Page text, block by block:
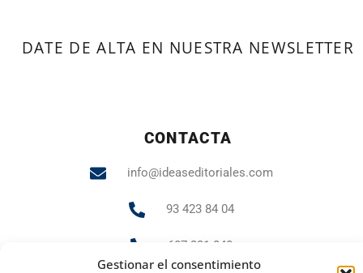
Gestionar el consentimiento
DATE DE ALTA EN NUESTRA NEWSLETTER
CONTACTA
info@ideaseditoriales.com
93 423 84 04
607 231 848